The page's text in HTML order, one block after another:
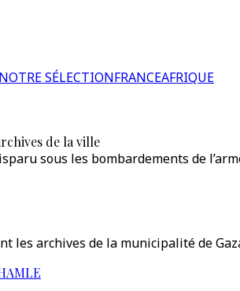
NOTRE SÉLECTIONFRANCEAFRIQUE
de la ville
sous les bombardements de
les archives de la municipalité de